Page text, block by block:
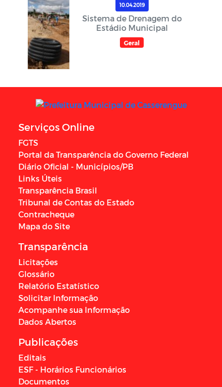
10.04.2019
Sistema de Drenagem do
Estádio Municipal
Geral
Serviços Online
FGTS
Portal da Transparência do Governo Federal
Diário Oficial - Municípios/PB
Links Úteis
Transparência Brasil
Tribunal de Contas do Estado
Contracheque
Mapa do Site
Transparência
Licitações
Glossário
Relatório Estatístico
Solicitar Informação
Acompanhe sua Informação
Dados Abertos
Publicações
Editais
ESF - Horários Funcionários
Documentos